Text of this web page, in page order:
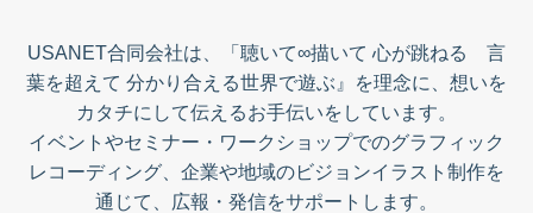
USANET合同会社は、「聴いて∞描いて 心が跳ねる 言
葉を超えて 分かり合える世界で遊ぶ』を理念に、想いを
カタチにして伝えるお手伝いをしています。
イベントやセミナー・ワークショップでのグラフィック
レコーディング、企業や地域のビジョンイラスト制作を
通じて、広報・発信をサポートします。